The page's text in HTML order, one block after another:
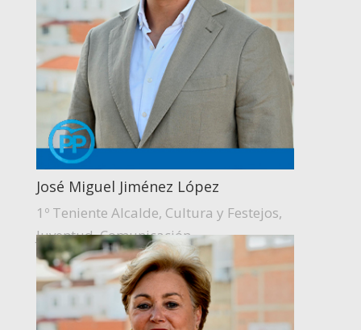
José Miguel Jiménez López
1º Teniente Alcalde, Cultura y Festejos,
Juventud, Comunicación.